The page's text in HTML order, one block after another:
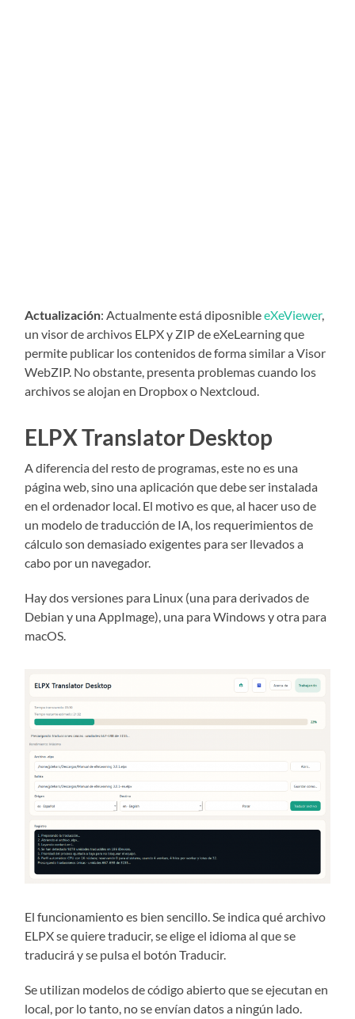
Actualización: Actualmente está diposnibleeXeViewer,
un visor de archivos ELPX y ZIP de eXeLearning que
permite publicar los contenidos de forma similar a Visor
WebZIP. No obstante, presenta problemas cuando los
archivos se alojan en Dropbox o Nextcloud.
ELPX Translator Desktop
A diferencia del resto de programas, este no es una
página web, sino una aplicación que debe ser instalada
en el ordenador local. El motivo es que, al hacer uso de
un modelo de traducción de IA, los requerimientos de
cálculo son demasiado exigentes para ser llevados a
cabo por un navegador.
Hay dos versiones para Linux (una para derivados de
Debian y una AppImage), una para Windows y otra para
macOS.
El funcionamiento es bien sencillo. Se indica qué archivo
ELPX se quiere traducir, se elige el idioma al que se
traducirá y se pulsa el botón Traducir.
Se utilizan modelos de código abierto que se ejecutan en
local, por lo tanto, no se envían datos a ningún lado.